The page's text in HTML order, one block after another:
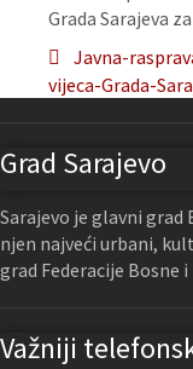
Grada Sarajeva
Javna-
vijeca-Grada-
Grad Sarajevo
Sarajevo je glavni
njen najveći urbani,
grad Federacije Bosne
Važniji